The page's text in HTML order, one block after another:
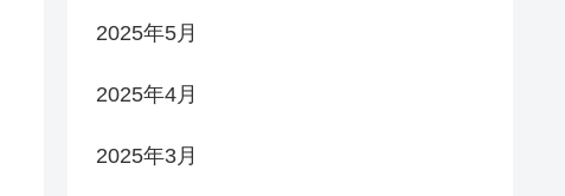
2025年5月
2025年4月
2025年3月